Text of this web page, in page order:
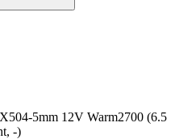
5mm 12V Warm2700 (6.5
-)